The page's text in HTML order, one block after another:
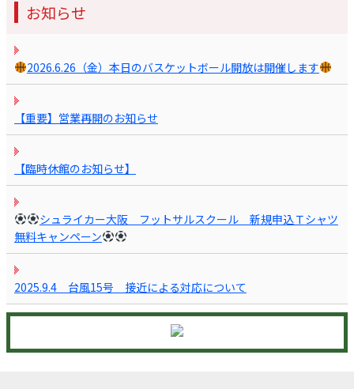
お知らせ
2026.6.26（金）本日のバスケットボール開放は開催します
【重要】営業再開のお知らせ
【臨時休館のお知らせ】
シュライカー大阪 フットサルスクール 新規申込Ｔシャツ
無料キャンペーン
2025.9.4 台風15号 接近による対応について